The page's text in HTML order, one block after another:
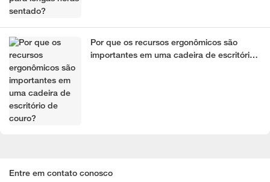
Por que os recursos ergonômicos são
importantes em uma cadeira de escritório
Entre em contato conosco